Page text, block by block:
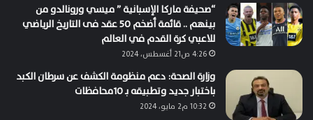
“صحيفة ماركا الإسبانية ” ميسي ورونالدو من
بينهم .. قائمة أضخم 50 عقد فى التاريخ الرياضي
للاعبي كرة القدم في العالم
4:26 ص21 أغسطس، 2024
وزارة الصحة: دعم منظومة الكشف عن سرطان الكبد
باختبار جديد وتطبيقه بـ 10محافظات
10:32 م2 مايو، 2024